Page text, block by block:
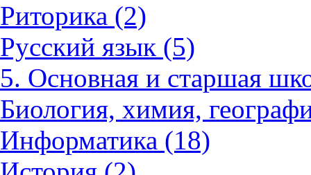
Риторика (2)
Русский язык (5)
5. Основная и старшая
Биология, химия,
Информатика (18)